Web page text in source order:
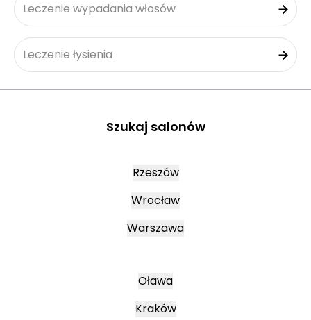
Leczenie wypadania włosów
Leczenie łysienia
Szukaj salonów
Rzeszów
Wrocław
Warszawa
Oława
Kraków